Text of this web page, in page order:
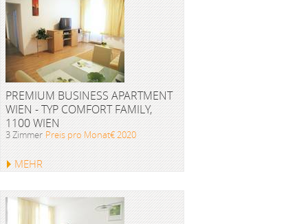
PREMIUM BUSINESS APARTMENT
WIEN - TYP COMFORT FAMILY,
1100 WIEN
3 Zimmer Preis pro Monat€ 2020
MEHR